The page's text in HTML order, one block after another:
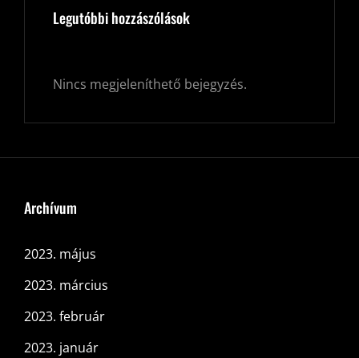
Legutóbbi hozzászólások
Nincs megjeleníthető bejegyzés.
Archívum
2023. május
2023. március
2023. február
2023. január